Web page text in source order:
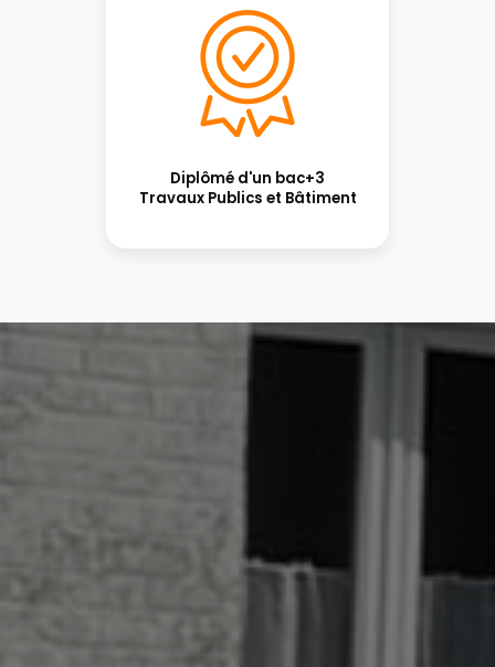
Diplômé d'un bac+3
Travaux Publics et Bâtiment